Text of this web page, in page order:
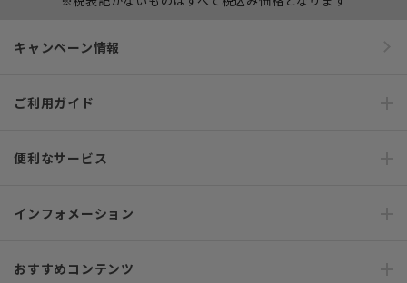
キャンペーン情報
ご利用ガイド
便利なサービス
インフォメーション
おすすめコンテンツ